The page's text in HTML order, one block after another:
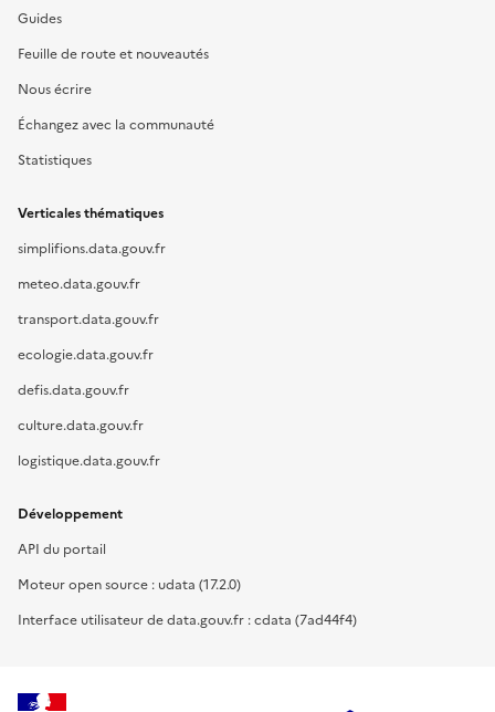
Guides
Feuille de route et nouveautés
Nous écrire
Échangez avec la communauté
Statistiques
Verticales thématiques
simplifions.data.gouv.fr
meteo.data.gouv.fr
transport.data.gouv.fr
ecologie.data.gouv.fr
defis.data.gouv.fr
culture.data.gouv.fr
logistique.data.gouv.fr
Développement
API du portail
Moteur open source : udata (17.2.0)
Interface utilisateur de data.gouv.fr : cdata (7ad44f4)